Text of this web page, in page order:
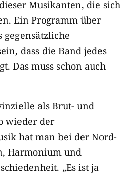
Musikanten, die sich
Ein Programm über
dass die Band jedes
Das muss schon auch
als Brut- und
wieder der
hat man bei der Nord-
Harmonium und
„Es ist ja